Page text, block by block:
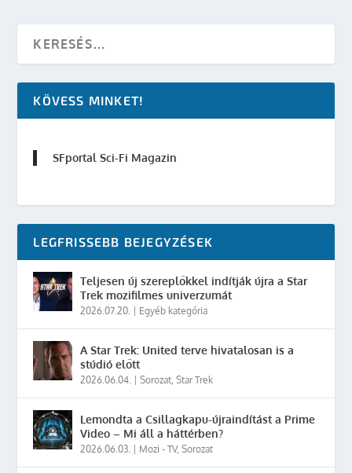
KÖVESS MINKET!
SFportal Sci-Fi Magazin
LEGFRISSEBB BEJEGYZÉSEK
Teljesen új szereplőkkel indítják újra a Star
Trek mozifilmes univerzumát
2026.07.20. Egyéb kategória
A Star Trek: United terve hivatalosan is a
stúdió előtt
2026.06.04. |Sorozat,Star Trek
Lemondta a Csillagkapu-újraindítást a Prime
Video – Mi áll a háttérben?
2026.06.03. Mozi - TV,Sorozat